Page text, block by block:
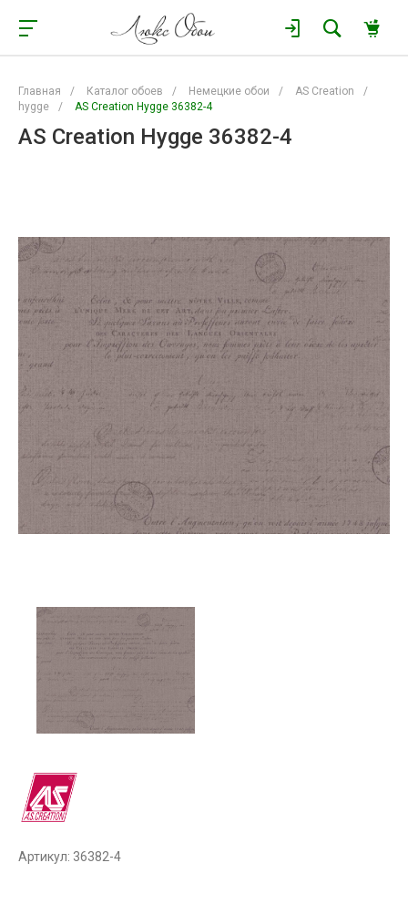
Главная / Каталог обоев / Немецкие обои / AS Creation
/
hygge
/ AS Creation Hygge 36382-4
AS Creation Hygge 36382-4
Артикул: 36382-4